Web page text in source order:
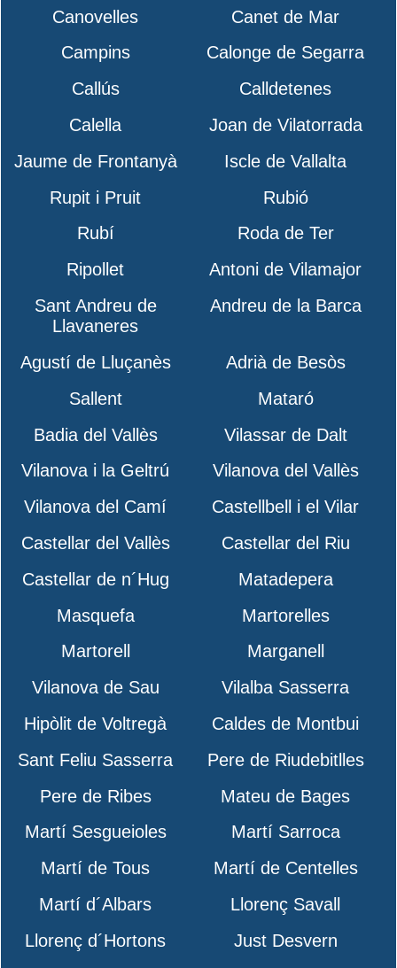
Canovelles
Canet de Mar
Campins
Calonge de Segarra
Callús
Calldetenes
Calella
Joan de Vilatorrada
Jaume de Frontanyà
Iscle de Vallalta
Rupit i Pruit
Rubió
Rubí
Roda de Ter
Ripollet
Antoni de Vilamajor
Sant Andreu de
Llavaneres
Andreu de la Barca
Agustí de Lluçanès
Adrià de Besòs
Sallent
Mataró
Badia del Vallès
Vilassar de Dalt
Vilanova i la Geltrú
Vilanova del Vallès
Vilanova del Camí
Castellbell i el Vilar
Castellar del Vallès
Castellar del Riu
Castellar de n´Hug
Matadepera
Masquefa
Martorelles
Martorell
Marganell
Vilanova de Sau
Vilalba Sasserra
Hipòlit de Voltregà
Caldes de Montbui
Sant Feliu Sasserra
Pere de Riudebitlles
Pere de Ribes
Mateu de Bages
Martí Sesgueioles
Martí Sarroca
Martí de Tous
Martí de Centelles
Martí d´Albars
Llorenç Savall
Llorenç d´Hortons
Just Desvern